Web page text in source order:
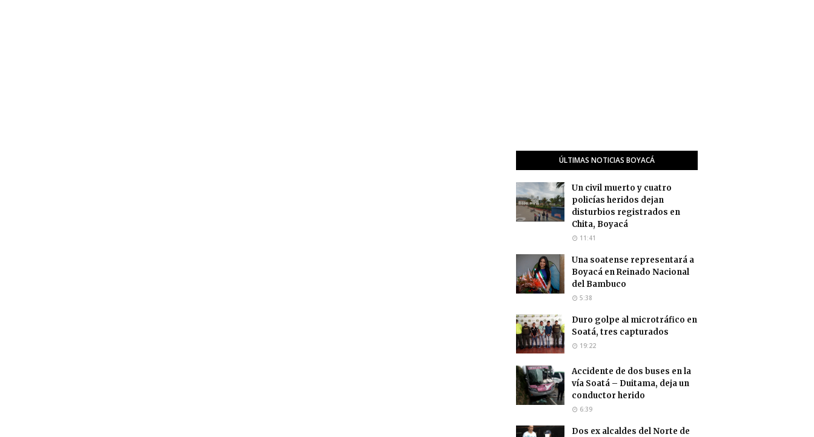
ÚLTIMAS NOTICIAS BOYACÁ
Un civil muerto y cuatro
policías heridos dejan
disturbios registrados en
Chita, Boyacá
11:41
Una soatense representará a
Boyacá en Reinado Nacional
del Bambuco
5:38
Duro golpe al microtráfico en
Soatá, tres capturados
19:22
Accidente de dos buses en la
vía Soatá – Duitama, deja un
conductor herido
6:39
Dos ex alcaldes del Norte de